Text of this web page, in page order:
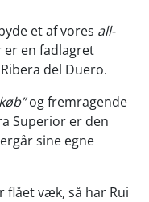
et af vores all-
en fadlagret
del Duero.
og fremragende
Superior er den
sine egne
flået væk, så har Rui